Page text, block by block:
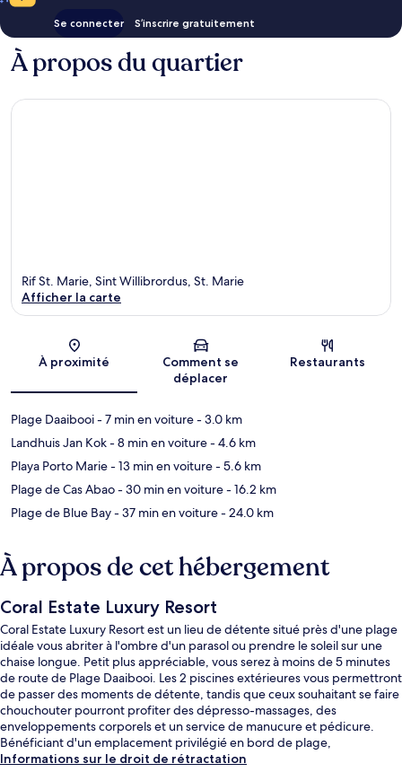
Se connecter S’inscrire gratuitement
À propos du quartier
Carte
Rif St. Marie, Sint Willibrordus, St. Marie
Afficher la carte
À proximité
Comment se
déplacer
Restaurants
Plage Daaibooi- 7 min en voiture- 3.0 km
Landhuis Jan Kok- 8 min en voiture- 4.6 km
Playa Porto Marie- 13 min en voiture- 5.6 km
Plage de Cas Abao- 30 min en voiture- 16.2 km
Plage de Blue Bay- 37 min en voiture- 24.0 km
À propos de cet hébergement
Coral Estate Luxury Resort
Coral Estate Luxury Resort est un lieu de détente situé près d'une plage
idéale vous abriter à l'ombre d'un parasol ou prendre le soleil sur une
chaise longue. Petit plus appréciable, vous serez à moins de 5 minutes
de route de Plage Daaibooi. Les 2 piscines extérieures vous permettront
de passer des moments de détente, tandis que ceux souhaitant se faire
chouchouter pourront profiter des dépresso-massages, des
enveloppements corporels et un service de manucure et pédicure.
Bénéficiant d'un emplacement privilégié en bord de plage,
l'hébergement Karakter sert des spécialités Cuisine internationale et est
Informations sur le droit de rétractation